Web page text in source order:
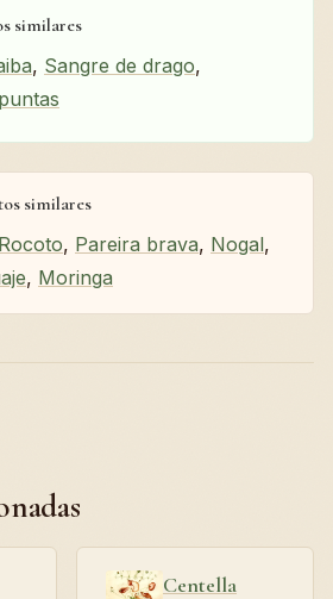
similares
, Sangre de drago,
similares
Rocoto, Pareira brava, Nogal,
, Moringa
Centella